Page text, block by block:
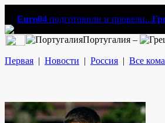
Euro04 подготовили и провели...
Португалия –
Первая | Новости | Россия | Все